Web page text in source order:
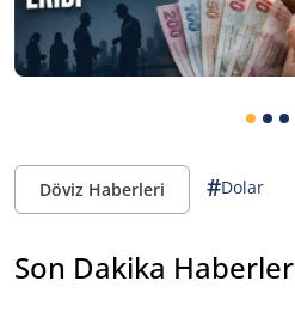
Döviz Haberleri #Dolar
Son Dakika Haberler